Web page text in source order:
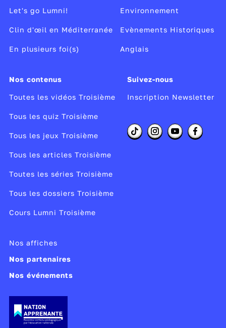
Let's go Lumni!
Clin d'œil en Méditerranée
En plusieurs foi(s)
Environnement
Evènements Historiques
Anglais
Nos contenus
Toutes les vidéos Troisième
Tous les quiz Troisième
Tous les jeux Troisième
Tous les articles Troisième
Toutes les séries Troisième
Tous les dossiers Troisième
Cours Lumni Troisième
Suivez-nous
Inscription Newsletter
Nos affiches
Nos partenaires
Nos événements